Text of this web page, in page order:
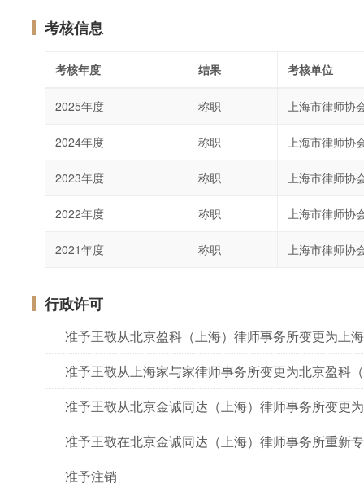
考核信息
考核年度 结果 考核单位
2025年度 称职 上海市律师协
2024年度 称职 上海市律师协
2023年度 称职 上海市律师协
2022年度 称职 上海市律师协
2021年度 称职 上海市律师协
行政许可
准予王敬从北京盈科（上海）律师事务所变更为上
准予王敬从上海家与家律师事务所变更为北京盈科
准予王敬从北京金诚同达（上海）律师事务所变更
准予王敬在北京金诚同达（上海）律师事务所重新
准予注销